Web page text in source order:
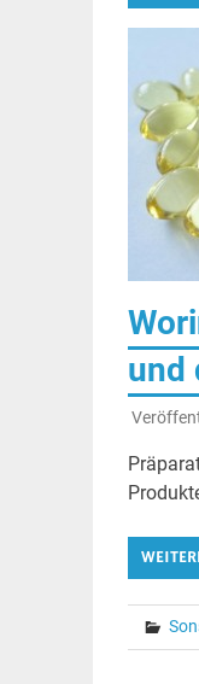
und